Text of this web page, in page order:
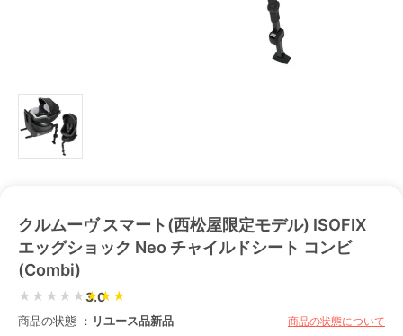
クルムーヴ スマート(西松屋限定モデル) ISOFIX
エッグショック Neo チャイルドシート コンビ
(Combi)
★★★★★3.0
商品の状態 ： リユース品新品 商品の状態について